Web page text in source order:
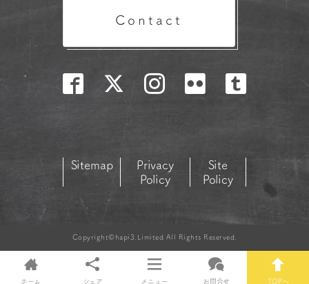
Contact
Sitemap
Privacy
Policy
Site
Policy
Copyright©hapi3.Limited All Rights Reserved.
ホーム シェア メニュー お問合せ TOPへ